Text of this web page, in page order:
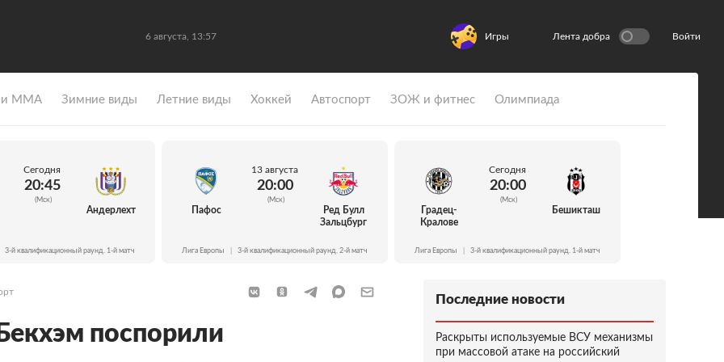
6 августа, 13:57 Игры Лента добра Войти
и ММА Зимние виды Летние виды Хоккей Автоспорт ЗОЖ и фитнес Олимпиада
Сегодня
20:45
(Мск)
Андерлехт
3-й квалификационный раунд. 1-й матч
Пафос
13 августа
20:00
(Мск)
Ред Булл
Зальцбург
Лига Европы 3-й квалификационный раунд. 2-й матч
Градец-
Кралове
Сегодня
20:00
(Мск)
Бешикташ
Лига Европы 3-й квалификационный раунд. 1-й матч
поспорили
Последние новости
Раскрыты используемые ВСУ механизмы
при массовой атаке на российский